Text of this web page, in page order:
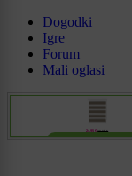
Dogodki
Igre
Forum
Mali oglasi